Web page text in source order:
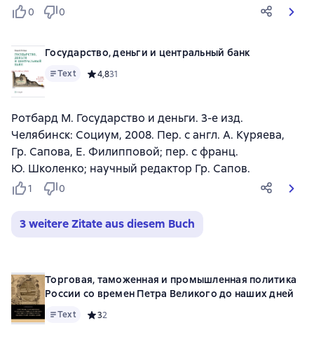
0 0
Государство, деньги и центральный банк
Text Средний рейтинг 4,8 на основе 31 оценок
4,831
Ротбард М. Государство и деньги. 3-е изд.
Челябинск: Социум, 2008. Пер. с англ. А. Куряева,
Гр. Сапова, Е. Филипповой; пер. с франц.
Ю. Школенко; научный редактор Гр. Сапов.
1 0
3 weitere Zitate aus diesem Buch
Торговая, таможенная и промышленная политика
России со времен Петра Великого до наших дней
Text Средний рейтинг 3 на основе 2 оценок
32